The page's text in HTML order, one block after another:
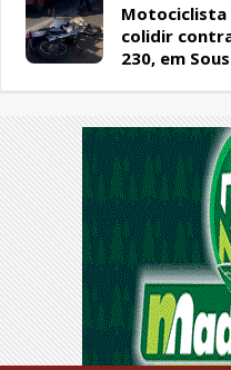
Motociclista
colidir
230, em